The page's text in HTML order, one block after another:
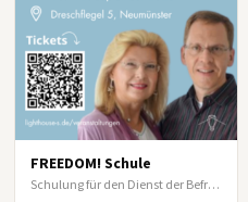
FREEDOM! Schule
Schulung für den Dienst der Befreiung